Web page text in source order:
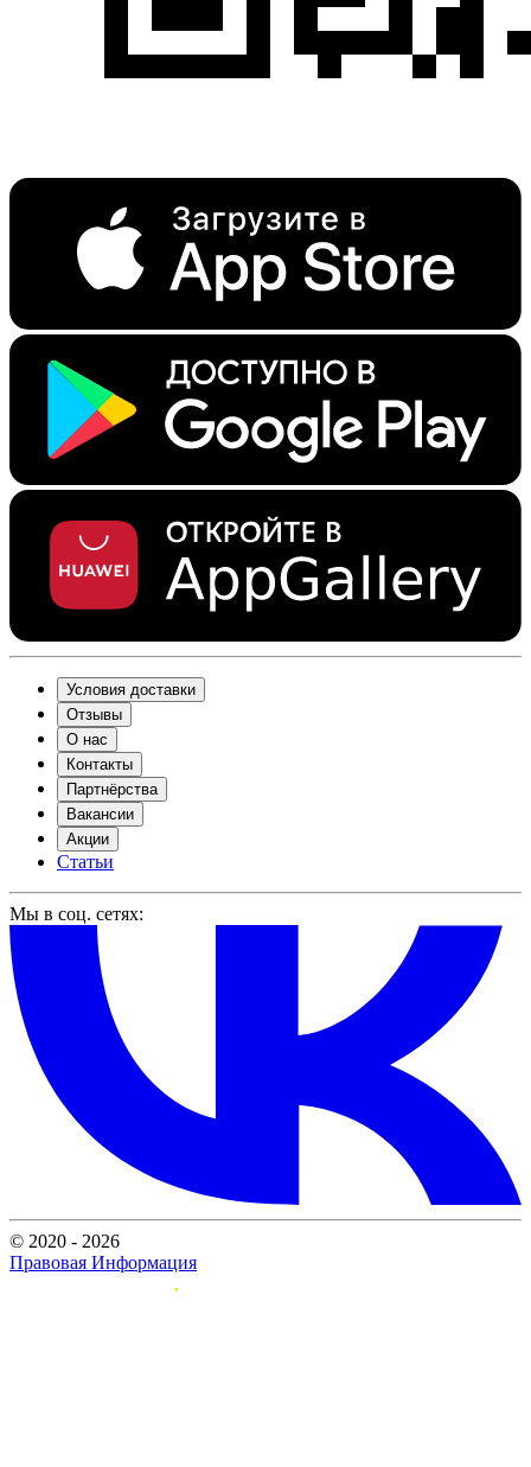
Условия доставки
Отзывы
О нас
Контакты
Партнёрства
Вакансии
Акции
Статьи
Мы в соц. сетях:
© 2020 - 2026
Правовая Информация